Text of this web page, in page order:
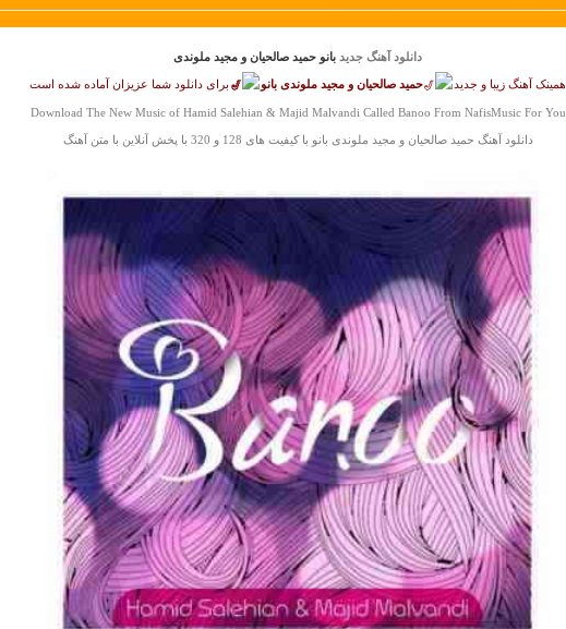
دانلود آهنگ جدید بانو حمید صالحیان و مجید ملوندی
همینک آهنگ زیبا و جدید حمید صالحیان و مجید ملوندی بانو برای دانلود شما عزیزان آماده شده است
Download The New Music of Hamid Salehian & Majid Malvandi Called Banoo From NafisMusic For You
دانلود آهنگ حمید صالحیان و مجید ملوندی بانو با کیفیت های 128 و 320 با پخش آنلاین با متن آهنگ